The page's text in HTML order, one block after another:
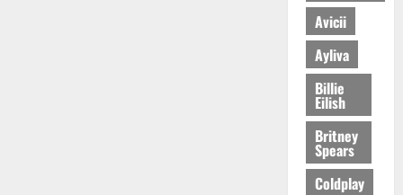
Avicii
Ayliva
Billie
Eilish
Britney
Spears
Coldplay